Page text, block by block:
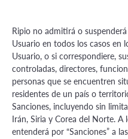
Ripio no admitirá o
Usuario en todos los casos en
Usuario, o si correspondiere,
controladas, directores,
personas que se encuentren
residentes de un país o
Sanciones, incluyendo sin
Irán, Siria y Corea del Norte. A
entenderá por “Sanciones” a